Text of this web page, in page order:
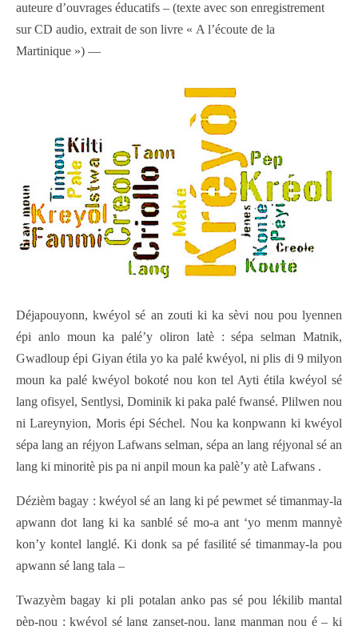
auteure d’ouvrages éducatifs – (texte avec son enregistrement
sur CD audio, extrait de son livre « A l’écoute de la
Martinique ») —
Déjapouyonn, kwéyol sé an zouti ki ka sèvi nou pou lyennen
épi anlo moun ka palé’y oliron latè : sépa selman Matnik,
Gwadloup épi Giyan étila yo ka palé kwéyol, ni plis di 9 milyon
moun ka palé kwéyol bokoté nou kon tel Ayti étila kwéyol sé
lang ofisyel, Sentlysi, Dominik ki paka palé fwansé. Plilwen nou
ni Lareynyion, Moris épi Séchel. Nou ka konpwann ki kwéyol
sépa lang an réjyon Lafwans selman, sépa an lang réjyonal sé an
lang ki minoritè pis pa ni anpil moun ka palè’y atè Lafwans .
Dézièm bagay : kwéyol sé an lang ki pé pewmet sé timanmay-la
apwann dot lang ki ka sanblé sé mo-a ant ‘yo menm mannyè
kon’y kontel langlé. Ki donk sa pé fasilité sé timanmay-la pou
apwann sé lang tala –
Twazyèm bagay ki pli potalan anko pas sé pou lékilib mantal
pèp-nou : kwéyol sé lang zanset-nou, lang manman nou é – ki